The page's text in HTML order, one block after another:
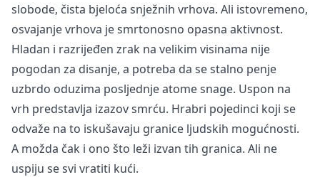
slobode, čista bjeloća snježnih vrhova. Ali istovremeno,
osvajanje vrhova je smrtonosno opasna aktivnost.
Hladan i razrijeđen zrak na velikim visinama nije
pogodan za disanje, a potreba da se stalno penje
uzbrdo oduzima posljednje atome snage. Uspon na
vrh predstavlja izazov smrću. Hrabri pojedinci koji se
odvaže na to iskušavaju granice ljudskih mogućnosti.
A možda čak i ono što leži izvan tih granica. Ali ne
uspiju se svi vratiti kući.